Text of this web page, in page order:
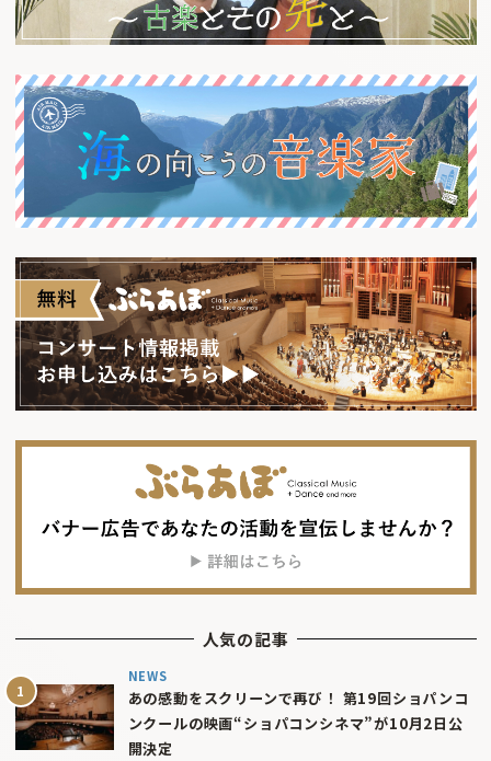
人気の記事
NEWS
あの感動をスクリーンで再び！ 第19回ショパンコ
ンクールの映画“ショパコンシネマ”が10月2日公
開決定